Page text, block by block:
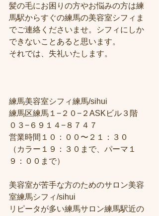
髪の毛にお困りの方やお悩みの方は練
馬駅からすぐの練馬の美容室シフィま
でご連絡くださいませ。シフィにしか
できないことあると思います。
それでは、失礼いたします。
練馬美容室シフィ練馬/sihui
練馬区練馬１−２０−２ASKビル３階
０３−６９１４−８７４７
営業時間１０：００〜２１：３０
（カラー１９：３０まで、パーマ１
９：００まで）
美容室が苦手な方のためのサロン美容
室練馬シフィ/sihui
リピータが多い練馬サロン練馬駅近の